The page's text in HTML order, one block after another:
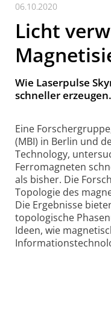
06.10.2020
Licht
Wie Laserpulse
schneller erzeugen.
Eine
(MBI) in Berlin und
Technology,
Ferromagneten
als bisher. Die
Topologie des
Die Ergebnisse
topo­logische
Ideen, wie